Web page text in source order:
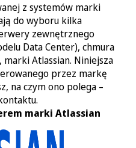
z systemów marki
do wyboru kilka
zewnętrznego
Data Center), chmura
Atlassian. Niniejsza
przez markę
na czym ono polega –
marki Atlassian